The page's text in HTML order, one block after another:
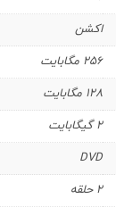
اکشن
256 مگابایت
128 مگابایت
2 گیگابایت
DVD
2 حلقه